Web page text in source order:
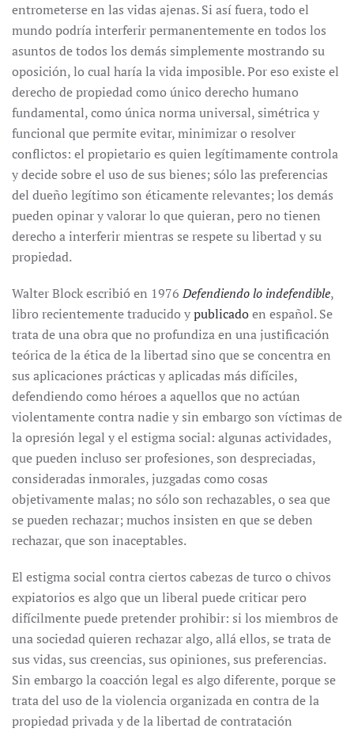
entrometerse en las vidas ajenas. Si así fuera, todo el
mundo podría interferir permanentemente en todos los
asuntos de todos los demás simplemente mostrando su
oposición, lo cual haría la vida imposible. Por eso existe el
derecho de propiedad como único derecho humano
fundamental, como única norma universal, simétrica y
funcional que permite evitar, minimizar o resolver
conflictos: el propietario es quien legítimamente controla
y decide sobre el uso de sus bienes; sólo las preferencias
del dueño legítimo son éticamente relevantes; los demás
pueden opinar y valorar lo que quieran, pero no tienen
derecho a interferir mientras se respete su libertad y su
propiedad.
Walter Block escribió en 1976Defendiendo lo indefendible,
libro recientemente traducido ypublicadoen español. Se
trata de una obra que no profundiza en una justificación
teórica de la ética de la libertad sino que se concentra en
sus aplicaciones prácticas y aplicadas más difíciles,
defendiendo como héroes a aquellos que no actúan
violentamente contra nadie y sin embargo son víctimas de
la opresión legal y el estigma social: algunas actividades,
que pueden incluso ser profesiones, son despreciadas,
consideradas inmorales, juzgadas como cosas
objetivamente malas; no sólo son rechazables, o sea que
se pueden rechazar; muchos insisten en que se deben
rechazar, que son inaceptables.
El estigma social contra ciertos cabezas de turco o chivos
expiatorios es algo que un liberal puede criticar pero
difícilmente puede pretender prohibir: si los miembros de
una sociedad quieren rechazar algo, allá ellos, se trata de
sus vidas, sus creencias, sus opiniones, sus preferencias.
Sin embargo la coacción legal es algo diferente, porque se
trata del uso de la violencia organizada en contra de la
propiedad privada y de la libertad de contratación